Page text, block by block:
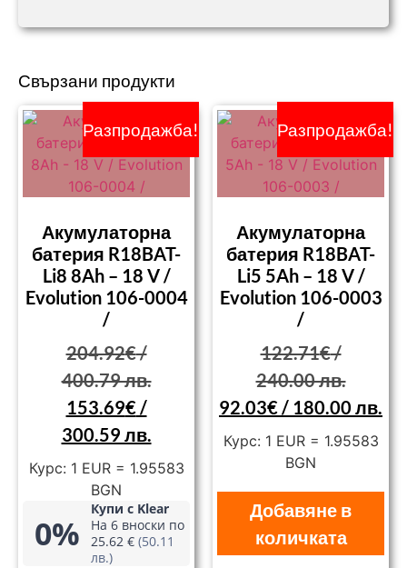
Свързани продукти
Разпродажба!
Акумулаторна
батерия R18BAT-
Li8 8Ah – 18 V /
Evolution 106-0004
/
204.92€/
400.79 лв.
153.69€/
300.59 лв.
Курс: 1 EUR = 1.95583
BGN
0%
Купи с Klear
На 6 вноски по
25.62 € (50.11
лв.)
Разпродажба!
Акумулаторна
батерия R18BAT-
Li5 5Ah – 18 V /
Evolution 106-0003
/
122.71€/
240.00 лв.
92.03€/ 180.00 лв.
Курс: 1 EUR = 1.95583
BGN
Добавяне в
количката